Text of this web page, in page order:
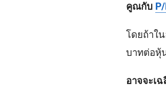
คูณกับ
โดยถ้าใ
บาทต่อหุ้
อาจจะเ